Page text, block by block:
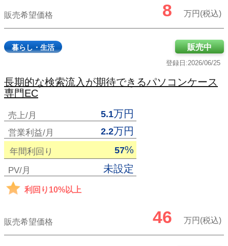
販売希望価格 8 万円(税込)
暮らし・生活
登録日:2026/06/25
販売中
長期的な検索流入が期待できるパソコンケース
専門EC
売上/月 5.1万円
営業利益/月 2.2万円
年間利回り 57%
PV/月 未設定
利回り10%以上
販売希望価格 46 万円(税込)